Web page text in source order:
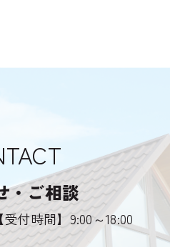
・ご相談
受付時間】9:00～18:00